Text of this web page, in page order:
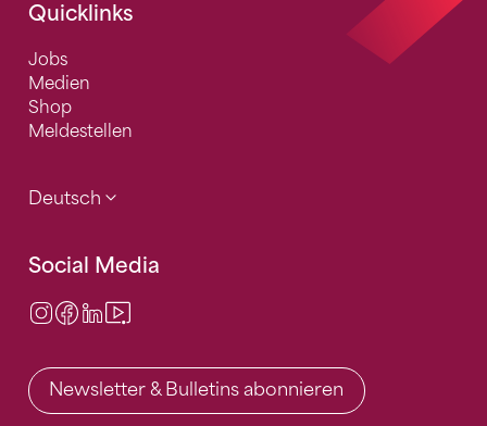
Quicklinks
Jobs
Medien
Shop
Meldestellen
Deutsch
Social Media
Instagram
Facebook
LinkedIn
Newsletter & Bulletins abonnieren